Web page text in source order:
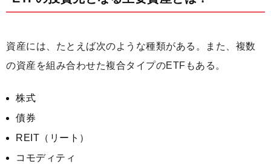
資産には、たとえば次のような種類がある。また、複数
の資産を組み合わせた複合タイプのETFもある。
株式
債券
REIT（リート）
コモディティ